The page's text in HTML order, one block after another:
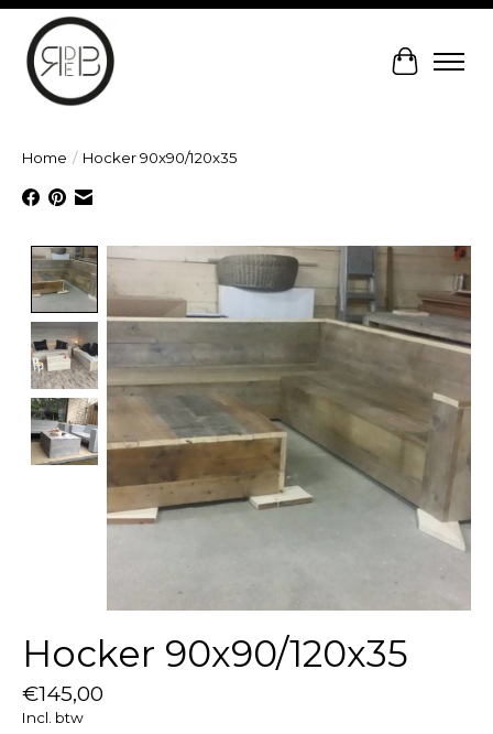
Home / Hocker 90x90/120x35
Product image slideshow Items
Hocker 90x90/120x35
€145,00
Incl. btw